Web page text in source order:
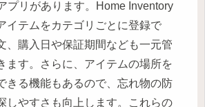
プリがあります。Home Inventory
イテムをカテゴリごとに登録で
、購入日や保証期間なども一元管
ます。さらに、アイテムの場所を
きる機能もあるので、忘れ物の防
しやすさも向上します。これらの